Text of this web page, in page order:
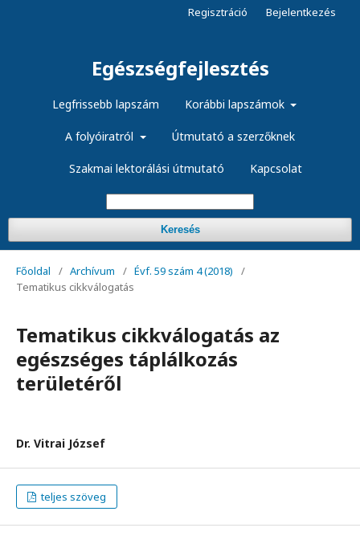
Egészségfejlesztés
Legfrissebb lapszám Korábbi lapszámok
A folyóiratról Útmutató a szerzőknek
Szakmai lektorálási útmutató Kapcsolat
Keresés
Regisztráció Bejelentkezés
Főoldal / Archívum / Évf. 59 szám 4 (2018)
/
Tematikus cikkválogatás
Tematikus cikkválogatás az
egészséges táplálkozás
területéről
Dr. Vitrai József
teljes szöveg